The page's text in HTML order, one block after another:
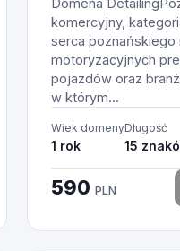
Domena
komercyjny,
serca poznańskiego
motoryzacyjnych
pojazdów oraz
w którym...
Wiek domeny
1 rok
Długość
15
590PLN